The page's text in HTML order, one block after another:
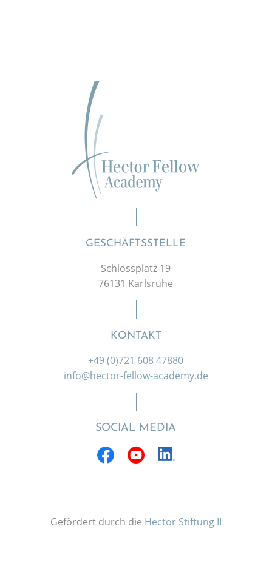
GESCHÄFTSSTELLE
Schlossplatz 19
76131 Karlsruhe
KONTAKT
+49 (0)721 608 47880
info@hector-fellow-academy.de
SOCIAL MEDIA
Gefördert durch die Hector Stiftung II